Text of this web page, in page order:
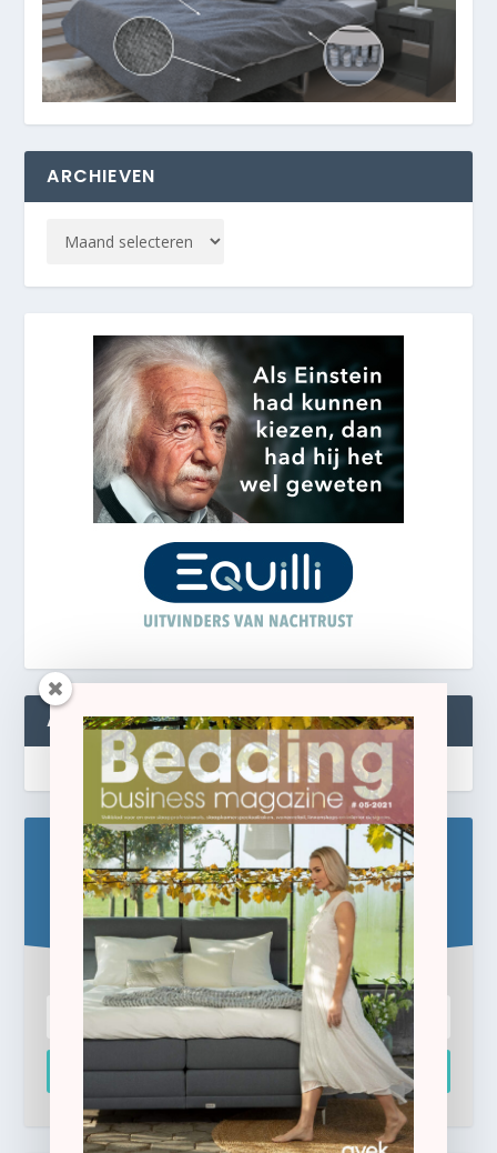
ARCHIEVEN
ABONNEREN
Blijf op de hoogte!
Schrijf u hier in voor de gratis e-newsletter.
Inschrijven